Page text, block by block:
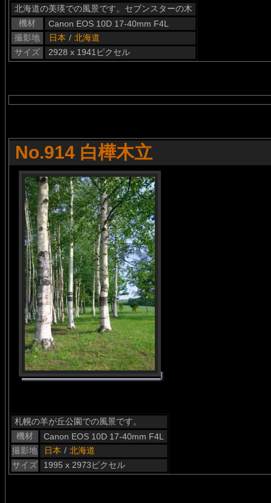
北海道の美瑛での風景です。セブンスターの木
機材
Canon EOS 10D 17-40mm F4L
撮影地
日本 / 北海道
サイズ
2928 x 1941ピクセル
No.914 白樺木立
札幌の羊が丘公園での風景です。
機材
Canon EOS 10D 17-40mm F4L
撮影地
日本 / 北海道
サイズ
1995 x 2973ピクセル